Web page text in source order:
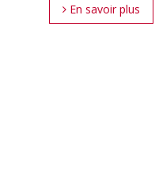
En savoir plus